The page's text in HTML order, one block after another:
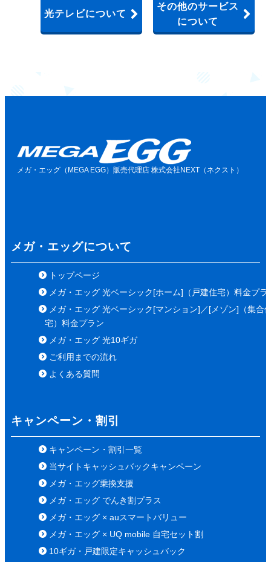
光テレビについて
その他のサービス
について
メガ・エッグ（MEGA EGG）販売代理店 株式会社NEXT（ネクスト）
メガ・エッグについて
トップページ
メガ・エッグ 光ベーシック[ホーム]（戸建住宅）料金プラ
メガ・エッグ 光ベーシック[マンション]／[メゾン]（集合
宅）料金プラン
メガ・エッグ 光10ギガ
ご利用までの流れ
よくある質問
キャンペーン・割引
キャンペーン・割引一覧
当サイトキャッシュバックキャンペーン
メガ・エッグ乗換支援
メガ・エッグ でんき割プラス
メガ・エッグ × auスマートバリュー
メガ・エッグ × UQ mobile 自宅セット割
10ギガ・戸建限定キャッシュバック